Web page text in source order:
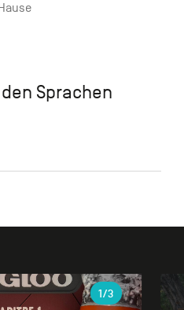
Sprachen
1/3